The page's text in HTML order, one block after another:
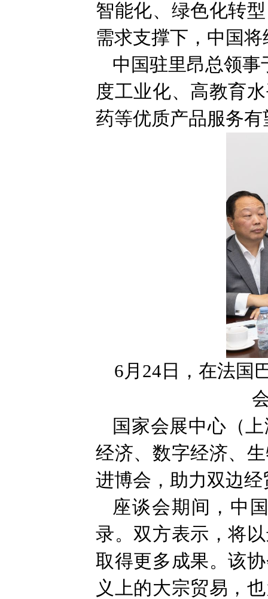
智能化、绿色化转
需求支撑下，中国
中国驻里昂总领
度工业化、高教育
药等优质产品服务
6月24日，在法国
国家会展中心（
经济、数字经济、
进博会，助力双边
座谈会期间，中
录。双方表示，将
取得更多成果。该
义上的大宗贸易，